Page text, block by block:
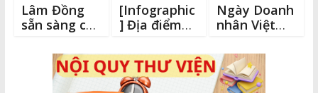
Lâm Đồng
sẵn sàng các
chức Kỳ thi
tốt nghiệp
THPT năm
[Infographic
] Địa điểm
thuốc lá
Ngày Doanh
nhân Việt